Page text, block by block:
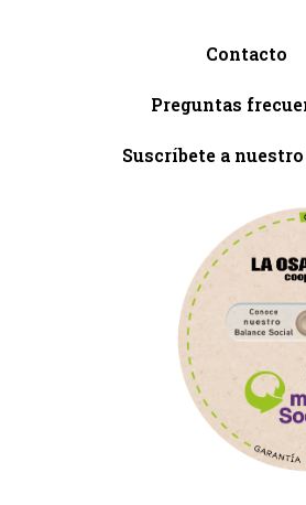
Contacto
Preguntas
Suscríbete a